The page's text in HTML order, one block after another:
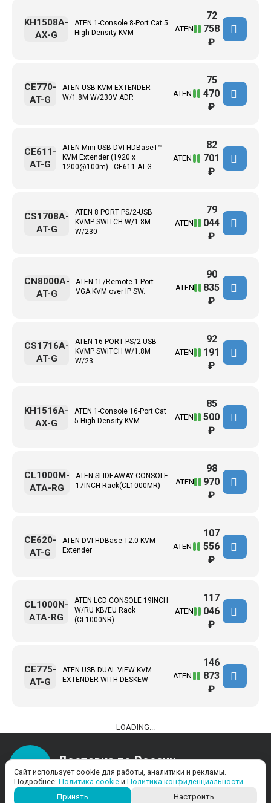
ATEN 1-Console 8-Port Cat 5
High Density KVM
ATEN
KH1508A-
AX-G
72
758
₽
ATEN USB KVM EXTENDER
W/1.8M W/230V ADP.
ATEN
CE770-
AT-G
75
470
₽
ATEN Mini USB DVI HDBaseT™
KVM Extender (1920 x
1200@100m) - CE611-AT-G
ATEN
CE611-
AT-G
82
701
₽
ATEN 8 PORT PS/2-USB
KVMP SWITCH W/1.8M
W/230
ATEN
CS1708A-
AT-G
79
044
₽
ATEN 1L/Remote 1 Port
VGA KVM over IP SW.
ATEN
CN8000A-
AT-G
90
835
₽
ATEN 16 PORT PS/2-USB
KVMP SWITCH W/1.8M
W/23
ATEN
CS1716A-
AT-G
92
191
₽
ATEN 1-Console 16-Port Cat
5 High Density KVM
ATEN
KH1516A-
AX-G
85
500
₽
ATEN SLIDEAWAY CONSOLE
17INCH Rack(CL1000MR)
ATEN
CL1000M-
ATA-RG
98
970
₽
ATEN DVI HDBase T2.0 KVM
Extender
ATEN
CE620-
AT-G
107
556
₽
ATEN LCD CONSOLE 19INCH
W/RU KB/EU Rack
(CL1000NR)
ATEN
CL1000N-
ATA-RG
117
046
₽
ATEN USB DUAL VIEW KVM
EXTENDER WITH DESKEW
ATEN
CE775-
AT-G
146
873
₽
LOADING...
Доставка по России
Доставка удобным для вас способом
Сайт использует cookie для работы, аналитики и рекламы.
Подробнее: Политика cookie и Политика конфиденциальности
Принять
Настроить